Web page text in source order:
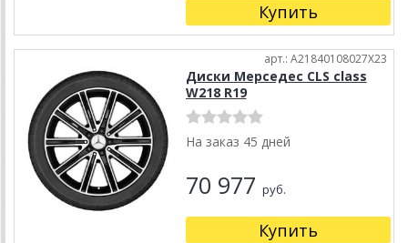
Купить
арт.: A21840108027X23
Диски Мерседес CLS class
W218 R19
На заказ 45 дней
70 977 руб.
Купить